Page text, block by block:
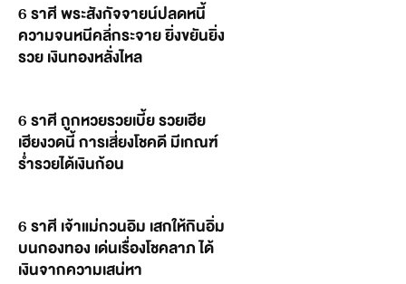
6 ราศี พระสังกัจจายน์ปลดหนี้
ความจนหนีคลี่กระจาย ยิ่งขยันยิ่ง
รวย เงินทองหลั่งไหล
6 ราศี ถูกหวยรวยเบี้ย รวยเฮีย
เฮียงวดนี้ การเสี่ยงโชคดี มีเกณฑ์
ร่ำรวยได้เงินก้อน
6 ราศี เจ้าแม่กวนอิม เสกให้กินอิ่ม
บนกองทอง เด่นเรื่องโชคลาภ ได้
เงินจากความเสน่หา